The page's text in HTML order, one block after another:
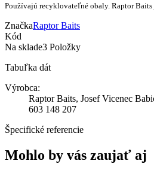
Používajú recyklovateľné obaly. Raptor
ZnačkaRaptor Baits
Kód
Na sklade3 Položky
Tabuľka dát
Výrobca:
Raptor Baits, Josef Vicenec
603 148 207
Špecifické referencie
Mohlo by vás zaujať aj